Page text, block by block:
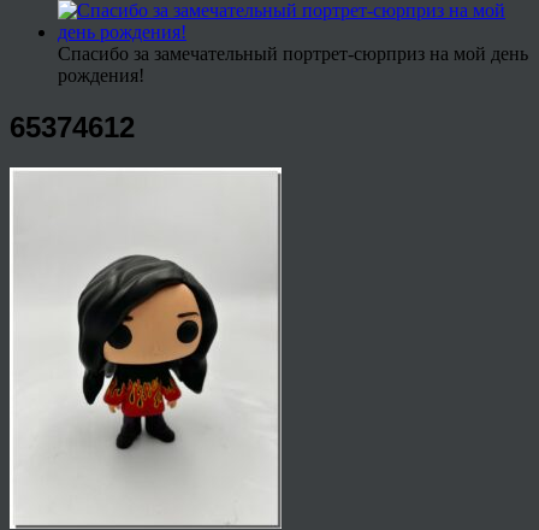
Спасибо за замечательный портрет-сюрприз на мой день
рождения!
65374612